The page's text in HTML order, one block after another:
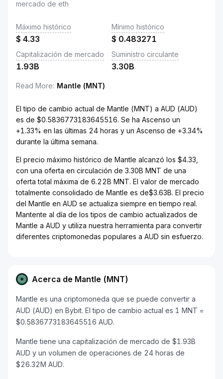
mercado de eth
Máximo histórico
$ 4.33
Mínimo histórico
$ 0.483271
Capitalización de mercado
1.93B
Suministro circulante
3.30B
Read More: Mantle (MNT)
El tipo de cambio actual de Mantle (MNT) a AUD (AUD)
es de $0.5836773183645516. Se ha Ascenso un
+1.33% en las últimas 24 horas y un Ascenso de +3.34%
durante la última semana.
El precio máximo histórico de Mantle alcanzó los $4.33,
con una oferta en circulación de 3.30B MNT de una
oferta total máxima de 6.22B MNT. El valor de mercado
totalmente consolidado de Mantle es de$3.63B. El precio
del Mantle en AUD se actualiza siempre en tiempo real.
Mantente al día de los tipos de cambio actualizados de
Mantle a AUD y utiliza nuestra herramienta para convertir
diferentes criptomonedas populares a AUD sin esfuerzo.
Acerca de Mantle (MNT)
Mantle es una criptomoneda que se puede convertir a
AUD (AUD) en Bybit. El tipo de cambio actual es 1 MNT =
$0.5836773183645516 AUD.
Mantle tiene una capitalización de mercado de $1.93B
AUD y un volumen de operaciones de 24 horas de
$26.32M AUD.